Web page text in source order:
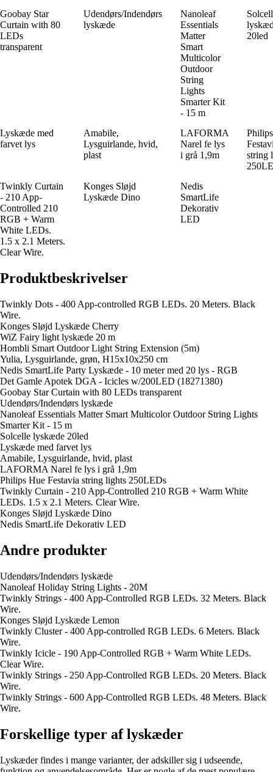
Goobay Star
Curtain with 80
LEDs
transparent
Udendørs/Indendørs
lyskæde
Nanoleaf
Essentials
Matter
Smart
Multicolor
Outdoor
String
Lights
Smarter Kit
- 15 m
20led
Lyskæde med
farvet lys
Amabile,
Lysguirlande, hvid,
plast
LAFORMA
Narel fe lys
i grå 1,9m
string
Twinkly Curtain
- 210 App-
Controlled 210
RGB + Warm
White LEDs.
1.5 x 2.1 Meters.
Clear Wire.
Konges Sløjd
Lyskæde Dino
Nedis
SmartLife
Dekorativ
LED
Produktbeskrivelser
Twinkly Dots - 400 App-controlled RGB LEDs. 20 Meters. Black
Wire.
Konges Sløjd Lyskæde Cherry
WiZ Fairy light lyskæde 20 m
Hombli Smart Outdoor Light String Extension (5m)
Yulia, Lysguirlande, grøn, H15x10x250 cm
Nedis SmartLife Party Lyskæde - 10 meter med 20 lys - RGB
Det Gamle Apotek DGA - Icicles w/200LED (18271380)
Goobay Star Curtain with 80 LEDs transparent
Udendørs/Indendørs lyskæde
Nanoleaf Essentials Matter Smart Multicolor Outdoor String Lights
Smarter Kit - 15 m
Solcelle lyskæde 20led
Lyskæde med farvet lys
Amabile, Lysguirlande, hvid, plast
LAFORMA Narel fe lys i grå 1,9m
Philips Hue Festavia string lights 250LEDs
Twinkly Curtain - 210 App-Controlled 210 RGB + Warm White
LEDs. 1.5 x 2.1 Meters. Clear Wire.
Konges Sløjd Lyskæde Dino
Nedis SmartLife Dekorativ LED
Andre produkter
Udendørs/Indendørs lyskæde
Nanoleaf Holiday String Lights - 20M
Twinkly Strings - 400 App-Controlled RGB LEDs. 32 Meters. Black
Wire.
Konges Sløjd Lyskæde Lemon
Twinkly Cluster - 400 App-controlled RGB LEDs. 6 Meters. Black
Wire.
Twinkly Icicle - 190 App-Controlled RGB + Warm White LEDs.
Clear Wire.
Twinkly Strings - 250 App-Controlled RGB LEDs. 20 Meters. Black
Wire.
Twinkly Strings - 600 App-Controlled RGB LEDs. 48 Meters. Black
Wire.
Forskellige typer af lyskæder
Lyskæder findes i mange varianter, der adskiller sig i udseende,